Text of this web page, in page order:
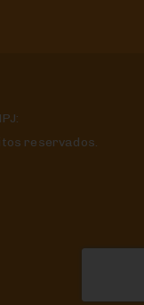
reservados.